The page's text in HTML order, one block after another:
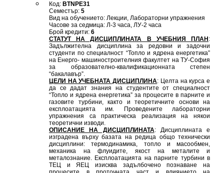
Код: BTNPE31
Семестър: 5
Вид на обучението: Лекции, Лабораторни упражнения
Часове за седмица: Л-3 часа, ЛУ-2 часа
Брой кредити: 6
СТАТУТ НА ДИСЦИПЛИНАТА В УЧЕБНИЯ ПЛАН :
Задължителна дисциплина за редовни и задочни
студенти по специалност “Топло и ядрена енергетика”
на Енерго- машиностроителния факултет на ТУ-София
за образователно-квалификационната степен
“бакалавър”.
ЦЕЛИ НА УЧЕБНАТА ДИСЦИПЛИНА: Целта на курса е
да се дадат знания на студентите от специалност
“Топло и ядрена енергетика” за процесите в парните и
газовите турбини, както и теоретичните основи на
експлоатацията им. Проведените лабораторни
упражнения са практическа реализация на някои
теоретични изводи.
ОПИСАНИЕ НА ДИСЦИПЛИНАТА: Дисциплината е
изградена върху базата на редица общо технически
дисциплини: термодинамика, топло и масообмен,
механика на флуидите, якост на металите и
металознание. Експлоатацията на парните турбини в
ТЕЦ и ЯЕЦ изисква задълбочено познаване на